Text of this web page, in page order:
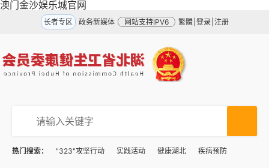
澳门金沙娱乐城官网
长者专区 政务新媒体 网站支持IPV6 繁體 登录 注册
热门搜索： "323"攻坚行动 实践活动 健康湖北 疾病预防